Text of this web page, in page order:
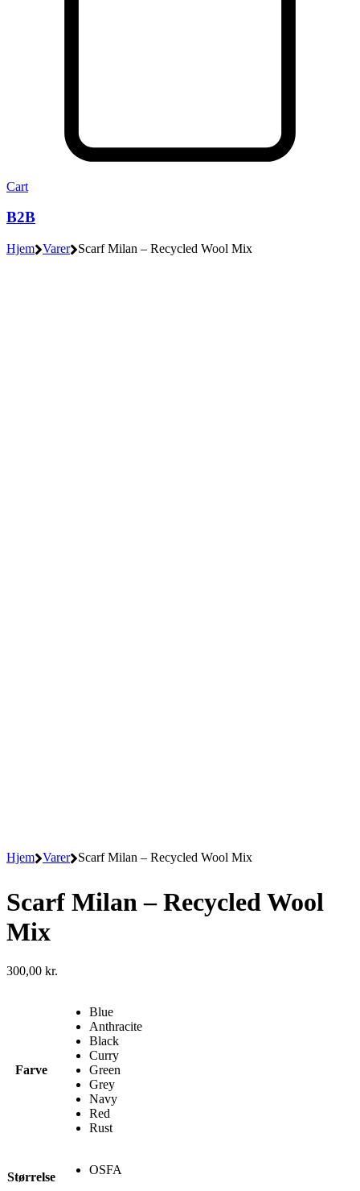
Cart
B2B
Hjem Varer Scarf Milan – Recycled Wool Mix
Hjem Varer Scarf Milan – Recycled Wool Mix
Scarf Milan – Recycled Wool
Mix
300,00 kr.
Farve
Blue
Anthracite
Black
Curry
Green
Grey
Navy
Red
Rust
Størrelse
OSFA